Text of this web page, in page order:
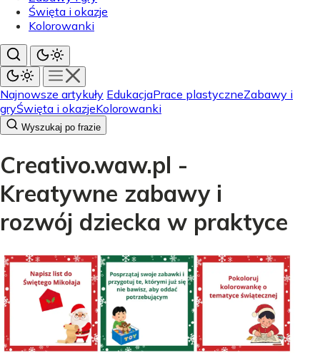
Święta i okazje
Kolorowanki
Najnowsze artykuły EdukacjaPrace plastyczneZabawy i
gryŚwięta i okazjeKolorowanki
Wyszukaj po frazie
Creativo.waw.pl -
Kreatywne zabawy i
rozwój dziecka w praktyce